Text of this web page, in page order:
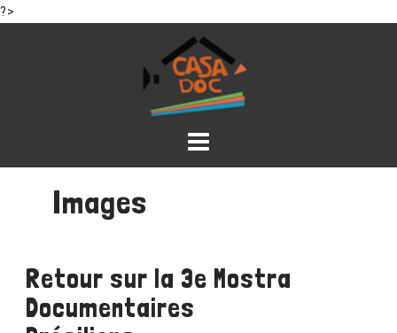
?>
Images
Retour sur la 3e Mostra
Documentaires